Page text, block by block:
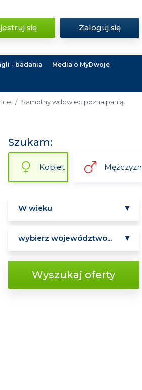
się Zaloguj się
- badania Media o MyDwoje
Samotny wdowiec pozna panią
Szukam:
Kobiet Mężczyzn
Wyszukaj oferty